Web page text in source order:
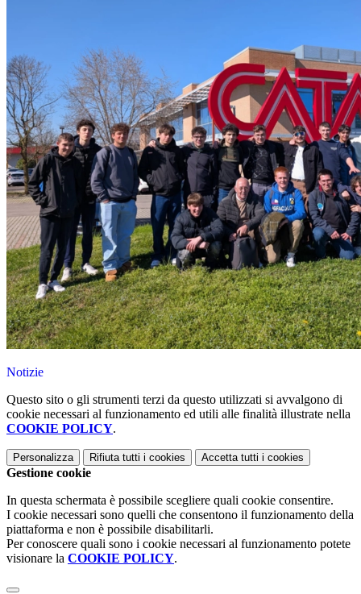
Notizie
Questo sito o gli strumenti terzi da questo utilizzati si avvalgono di
cookie necessari al funzionamento ed utili alle finalità illustrate nella
COOKIE POLICY.
Personalizza Rifiuta tutti i cookies Accetta tutti i cookies
Gestione cookie
In questa schermata è possibile scegliere quali cookie consentire.
I cookie necessari sono quelli che consentono il funzionamento della
piattaforma e non è possibile disabilitarli.
Per conoscere quali sono i cookie necessari al funzionamento potete
visionare la COOKIE POLICY.